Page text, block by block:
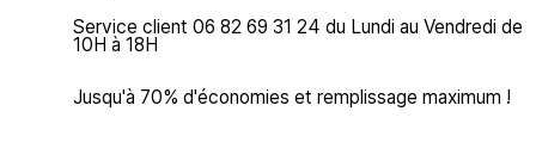
Service client 06 82 69 31 24 du Lundi au Vendredi de
10H à 18H
Jusqu'à 70% d'économies et remplissage maximum !